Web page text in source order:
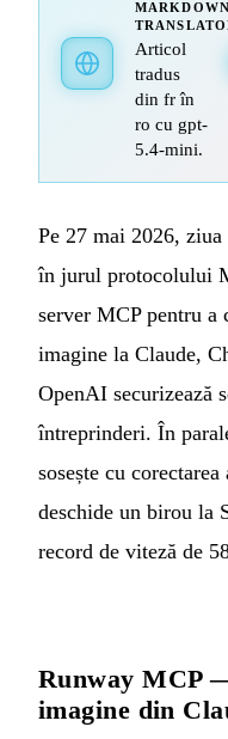
Articol
tradus
din fr în
ro cu gpt-
5.4-mini.
Pe 27 mai 2026, ziua
în jurul protocolului
server MCP pentru a
imagine la Claude,
OpenAI securizează
întreprinderi. În
sosește cu
deschide un birou la
record de viteză de
Runway MCP
imagine din